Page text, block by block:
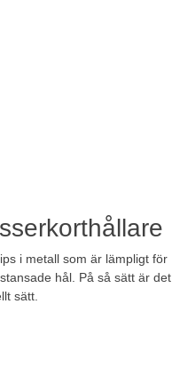
i metall som är lämpligt för
hål. På så sätt är det
sätt.